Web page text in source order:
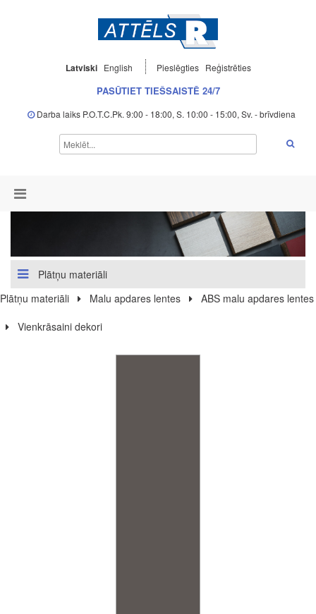
Latviski English Pieslēgties Reģistrēties
PASŪTIET TIEŠSAISTĒ 24/7
Darba laiks P.O.T.C.Pk. 9:00 - 18:00, S. 10:00 - 15:00, Sv. - brīvdiena
Plātņu materiāli
Plātņu materiāli
Malu apdares lentes
ABS malu apdares lentes
Vienkrāsaini dekori